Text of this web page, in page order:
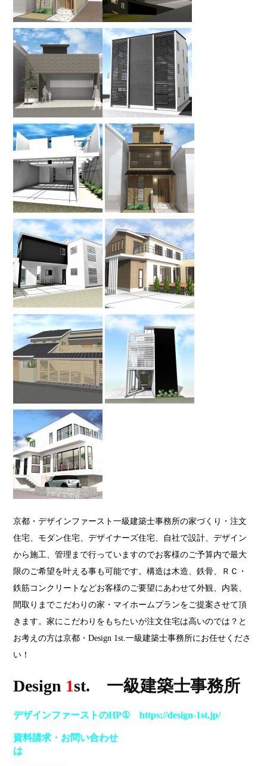
京都・デザインファースト一級建築士事務所の家づくり・注文
住宅、モダン住宅、デザイナーズ住宅、自社で設計、デザイン
から施工、管理まで行っていますのでお客様のご予算内で最大
限のご希望を叶える事も可能です。構造は木造、鉄骨、ＲＣ・
鉄筋コンクリートなどお客様のご要望にあわせて外観、内装、
間取りまでこだわりの家・マイホームプランをご提案させて頂
きます。家にこだわりをもちたいが注文住宅は高いのでは？と
お考えの方は京都・Design 1st.一級建築士事務所にお任せくださ
い！
Design 1st. 一級建築士事務所
デザインファーストのHP① https://design-1st.jp/
資料請求・ お問い合わせ
は